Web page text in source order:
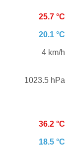
25.7 °C
20.1 °C
4 km/h
1023.5 hPa
36.2 °C
18.5 °C